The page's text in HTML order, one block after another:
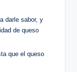
darle sabor, y
de queso
que el queso